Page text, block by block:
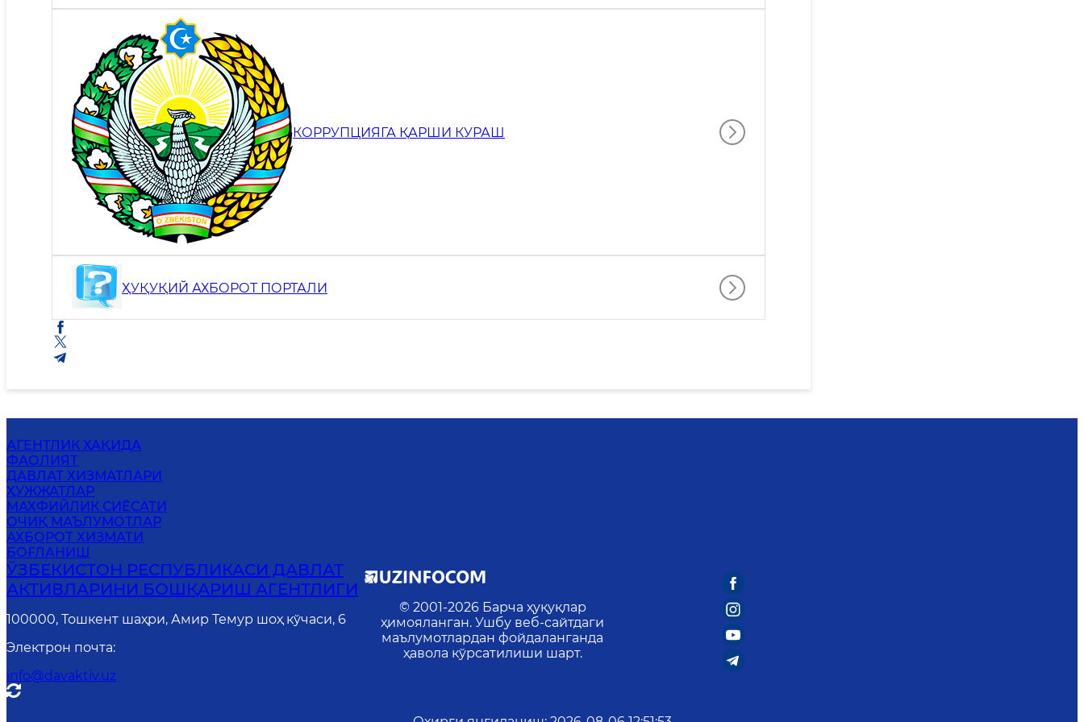
КОРРУПЦИЯГА ҚАРШИ КУРАШ
ҲУҚУҚИЙ АХБОРОТ ПОРТАЛИ
АГЕНТЛИК ҲАҚИДА
ФАОЛИЯТ
ДАВЛАТ ХИЗМАТЛАРИ
ҲУЖЖАТЛАР
MАХФИЙЛИК СИЁСАТИ
ОЧИҚ МАЪЛУМОТЛАР
АХБОРОТ ХИЗМАТИ
БОҒЛАНИШ
ЎЗБЕКИСТОН РЕСПУБЛИКАСИ ДАВЛАТ
АКТИВЛАРИНИ БОШҚАРИШ АГЕНТЛИГИ
100000, Тошкент шаҳри, Амир Темур шоҳ кўчаси, 6
Электрон почта:
info@davaktiv.uz
© 2001-2026 Барча ҳуқуқлар
ҳимояланган. Ушбу веб-сайтдаги
маълумотлардан фойдаланганда
ҳавола кўрсатилиши шарт.